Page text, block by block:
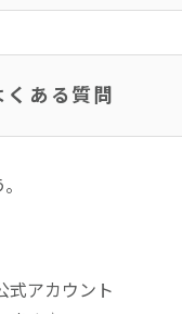
くある質問
式アカウント